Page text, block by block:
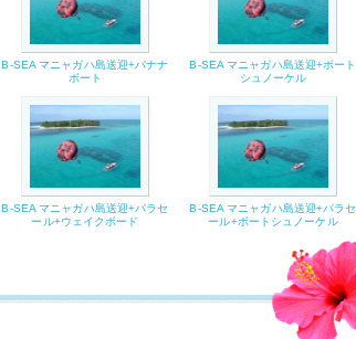
B-SEA マニャガハ島送迎+バナナ
ボート
B-SEA マニャガハ島送迎+ボート
シュノーケル
B-SEA マニャガハ島送迎+パラセ
ール+ウェイクボード
B-SEA マニャガハ島送迎+パラセ
ール+ボートシュノーケル